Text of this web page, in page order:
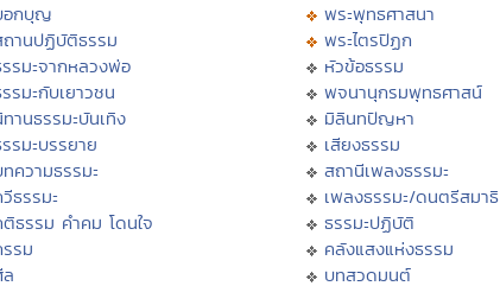
อกบุญ
านปฏิบัติธรรม
รมะจากหลวงพ่อ
รมะกับเยาวชน
านธรรมะบันเทิง
รมะบรรยาย
ความธรรมะ
ธรรมะ
ธรรม คำคม โดนใจ
รม
พระพุทธศาสนา
พระไตรปิฏก
หัวข้อธรรม
พจนานุกรมพุทธศาสน์
มิลินทปัญหา
เสียงธรรม
สถานีเพลงธรรมะ
เพลงธรรมะ/ดนตรีสมาธิ
ธรรมะปฏิบัติ
คลังแสงแห่งธรรม
บทสวดมนต์